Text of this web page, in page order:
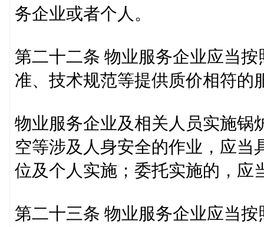
务企业或者个人。
第二十二条 物业服务企业应当
准、技术规范等提供质价相符的
物业服务企业及相关人员实施锅
空等涉及人身安全的作业，应当
位及个人实施；委托实施的，应
第二十三条 物业服务企业应当